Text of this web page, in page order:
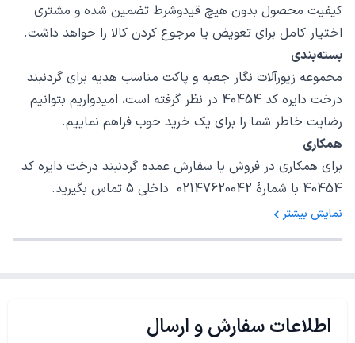
کیفیت محصول بدون هیچ قیدوشرط تضمین شده و مشتری
اختیار کامل برای تعویض یا مرجوع کردن کالا را خواهد داشت.
بسته‌بندی
مجموعه زیورآلات نگار جعبه و پاکت مناسب هدیه برای گردنبند
درخت دایره کد 40454 در نظر گرفته است، امیدواریم بتوانیم
رضایت خاطر شما را برای یک خرید خوب فراهم نماییم.
همکاری
برای همکاری در فروش یا سفارش عمده گردنبند درخت دایره کد
40454 با شمارهٔ 02147620042 داخلی 5 تماس بگیرید.
نمایش بیشتر
اطلاعات سفارش و ارسال